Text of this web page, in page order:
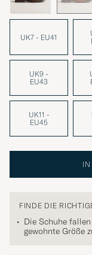
UK7 - EU41
UK9 -
EU43
UK11 -
EU45
IN
FINDE DIE
Die Schuhe
gewohnte Größe